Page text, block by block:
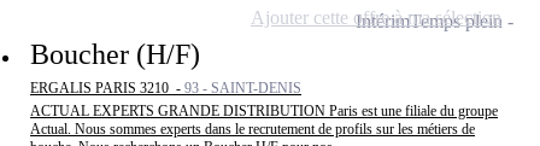
Boucher (H/F)
ERGALIS PARIS 3210 - 93 - SAINT-DENIS
ACTUAL EXPERTS GRANDE DISTRIBUTION Paris est une filiale du groupe
Actual. Nous sommes experts dans le recrutement de profils sur les métiers de
IntérimTemps plein
Ajouter cette offre à ma sélection